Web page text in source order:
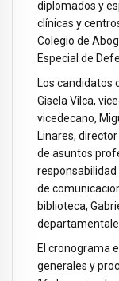
diplomados y
clínicas y
Colegio de
Especial de
Los candidatos
Gisela Vilca,
vicedecano,
Linares,
de asuntos
responsabilidad
de
biblioteca,
El cronograma
generales y